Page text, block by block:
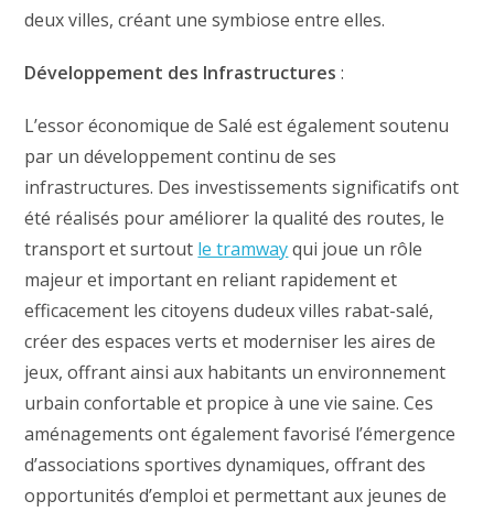
deux villes, créant une symbiose entre elles.
Développement des Infrastructures :
L’essor économique de Salé est également soutenu
par un développement continu de ses
infrastructures. Des investissements significatifs ont
été réalisés pour améliorer la qualité des routes, le
transport et surtout le tramwayqui joue un rôle
majeur et important en reliant rapidement et
efficacement les citoyens dudeux villes rabat-salé,
créer des espaces verts et moderniser les aires de
jeux, offrant ainsi aux habitants un environnement
urbain confortable et propice à une vie saine. Ces
aménagements ont également favorisé l’émergence
d’associations sportives dynamiques, offrant des
opportunités d’emploi et permettant aux jeunes de